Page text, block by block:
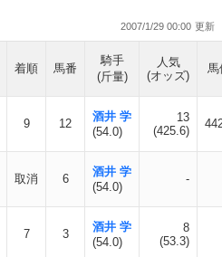
2007/1/29 00:00
着順 馬番
騎手
(斤量)
人気
(オッズ)
馬
9 12
酒井 学
(54.0)
13
(425.6)
取消 6
酒井 学
(54.0)
-
7 3
酒井 学
(54.0)
8
(53.3)